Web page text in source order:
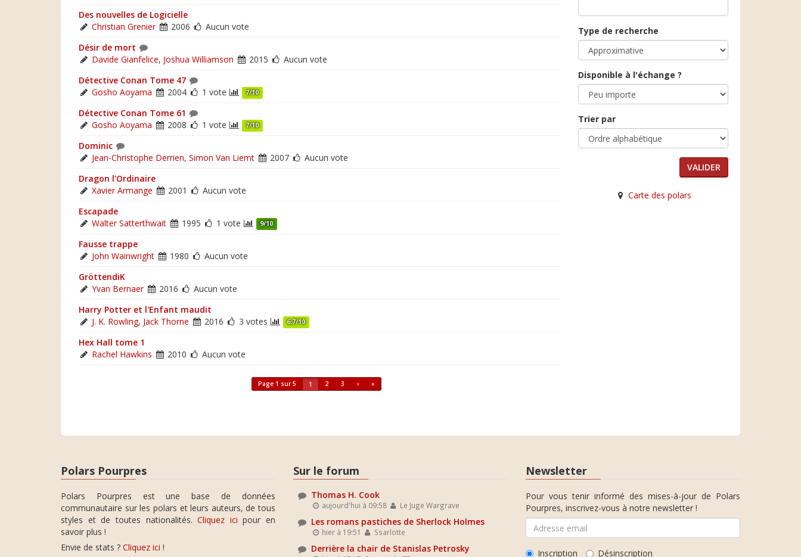
Des nouvelles de Logicielle
Christian Grenier
2006
Aucun vote
Désir de mort
Davide Gianfelice, Joshua Williamson 2015
Aucun vote
Détective Conan Tome 47
Gosho Aoyama
2004 1 vote 7/10
Détective Conan Tome 61
Gosho Aoyama
2008 1 vote 7/10
Dominic
Jean-Christophe Derrien, Simon Van Liemt 2007
Aucun vote
Dragon l'Ordinaire
Xavier Armange
2001
Aucun vote
Escapade
Walter Satterthwait
1995 1 vote 9/10
Fausse trappe
John Wainwright
1980
Aucun vote
GröttendiK
Yvan Bernaer
2016
Aucun vote
Harry Potter et l'Enfant maudit
J. K. Rowling, Jack Thorne 2016 3 votes 6.7/10
Hex Hall tome 1
Rachel Hawkins
2010 Aucun vote
Page 1 sur 5 1 2 3 › »
Type de recherche
Disponible à l'échange ?
Trier par
Carte des polars
Polars Pourpres
Polars Pourpres est une base de données
communautaire sur les polars et leurs auteurs, de tous
styles et de toutes nationalités.Cliquez ici pour en
savoir plus !
Envie de stats ? Cliquez ici !
Sur le forum
Thomas H. Cook
aujourd'hui à 09:58 Le Juge Wargrave
Les romans pastiches de Sherlock Holmes
hier à 19:51 Ssarlotte
Derrière la chair de Stanislas Petrosky
Newsletter
Pour vous tenir informé des mises-à-jour de Polars
Pourpres, inscrivez-vous à notre newsletter !
Inscription Désinscription